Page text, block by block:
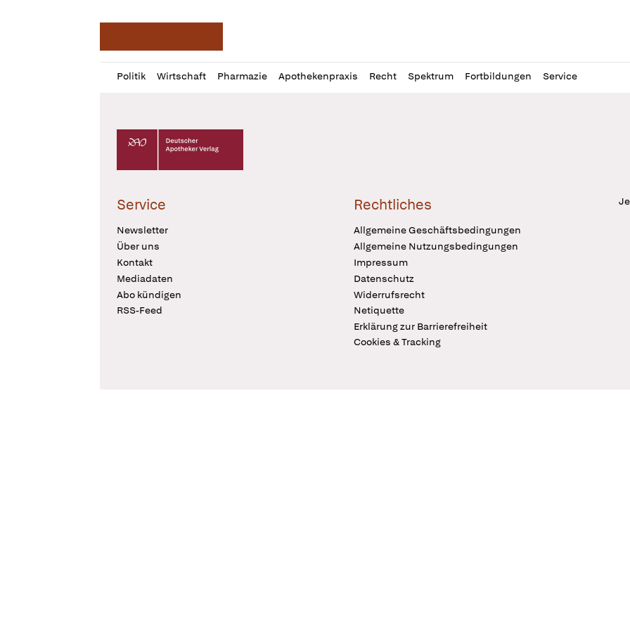
Politik Wirtschaft Pharmazie Apothekenpraxis Recht Spektrum Fortbildungen Service
Profil
öffnen
Daz
Pur
Deutscher Apotheker Verlag Logo
Service
Newsletter
Über uns
Kontakt
Mediadaten
Abo kündigen
RSS-Feed
Rechtliches
Allgemeine Geschäftsbedingungen
Allgemeine Nutzungsbedingungen
Impressum
Datenschutz
Widerrufsrecht
Netiquette
Erklärung zur Barrierefreiheit
Cookies & Tracking